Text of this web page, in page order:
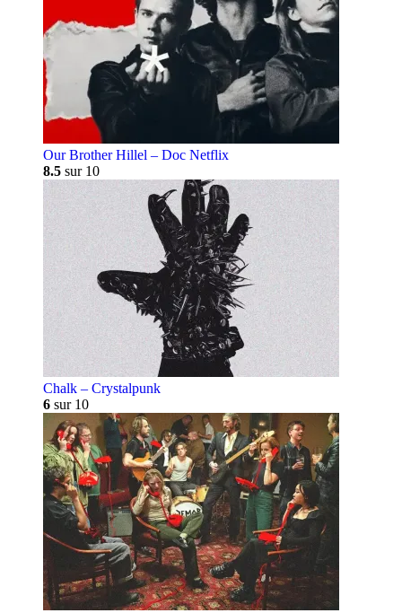
Our Brother Hillel – Doc Netflix
8.5 sur 10
Chalk – Crystalpunk
6 sur 10